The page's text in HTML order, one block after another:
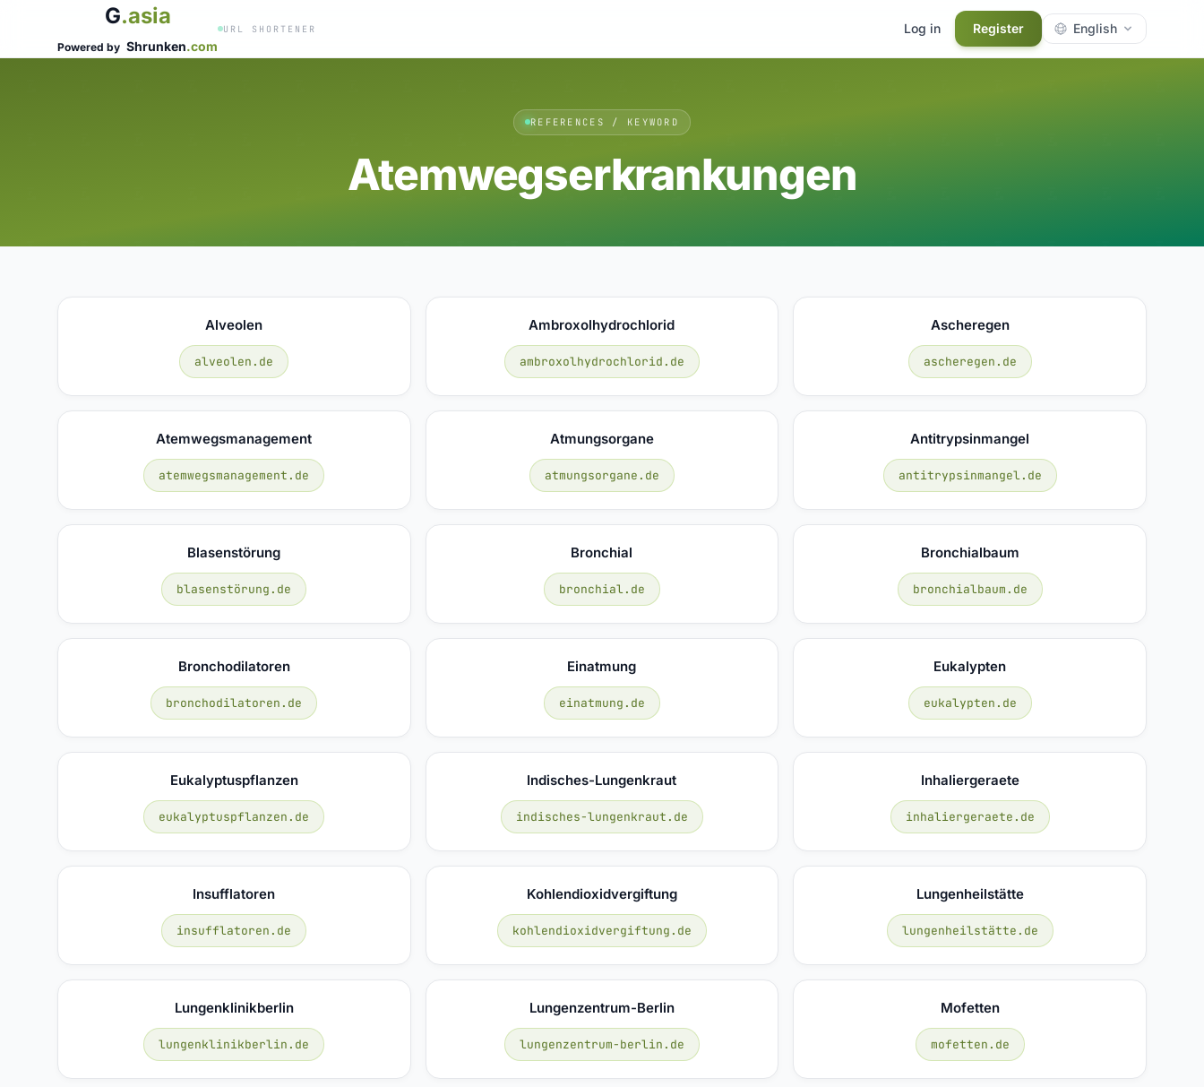
G.asia
Powered by Shrunken.com
URL SHORTENER Log in Register English
REFERENCES / KEYWORD
Atemwegserkrankungen
Alveolen
alveolen.de
Ambroxolhydrochlorid
ambroxolhydrochlorid.de
Ascheregen
ascheregen.de
Atemwegsmanagement
atemwegsmanagement.de
Atmungsorgane
atmungsorgane.de
Antitrypsinmangel
antitrypsinmangel.de
Blasenstörung
blasenstörung.de
Bronchial
bronchial.de
Bronchialbaum
bronchialbaum.de
Bronchodilatoren
bronchodilatoren.de
Einatmung
einatmung.de
Eukalypten
eukalypten.de
Eukalyptuspflanzen
eukalyptuspflanzen.de
Indisches-Lungenkraut
indisches-lungenkraut.de
Inhaliergeraete
inhaliergeraete.de
Insufflatoren
insufflatoren.de
Kohlendioxidvergiftung
kohlendioxidvergiftung.de
Lungenheilstätte
lungenheilstätte.de
Lungenklinikberlin
lungenklinikberlin.de
Lungenzentrum-Berlin
lungenzentrum-berlin.de
Mofetten
mofetten.de